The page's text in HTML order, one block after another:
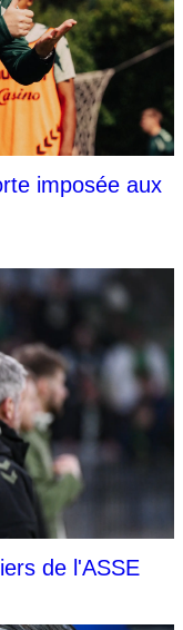
imposée aux
de l'ASSE